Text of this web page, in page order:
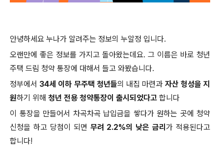
안녕하세요 누나가 알려주는 정보의 누알정 입니다.
오랜만에 좋은 정보를 가지고 돌아왔는데요. 그 이름은 바로 청년
주택 드림 청약 통장에 대해서 들고 와봤습니다.
정부에서 34세 이하 무주택 청년들의 내집 마련과 자산 형성을 지
원하기 위해 청년 전용 청약통장이 출시되었다고 합니다
이 통장을 만들어서 차곡차곡 납입금을 쌓다가 원하는 곳에 청약
신청을 하고 당첨이 되면 무려 2.2%의 낮은 금리가 적용된다고
합니다!